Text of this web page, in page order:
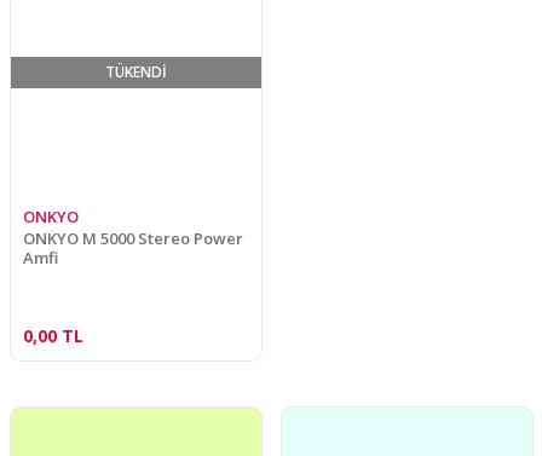
TÜKENDİ
ONKYO
ONKYO M 5000 Stereo Power
Amfi
0,00 TL